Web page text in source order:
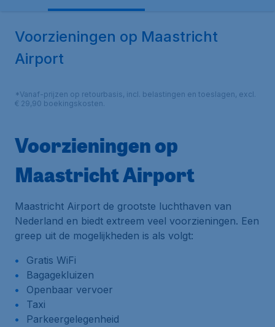
Voorzieningen op Maastricht
Airport
*Vanaf-prijzen op retourbasis, incl. belastingen en toeslagen, excl.
€ 29,90 boekingskosten.
Voorzieningen op
Maastricht Airport
Maastricht Airport de grootste luchthaven van
Nederland en biedt extreem veel voorzieningen. Een
greep uit de mogelijkheden is als volgt:
Gratis WiFi
Bagagekluizen
Openbaar vervoer
Taxi
Parkeergelegenheid